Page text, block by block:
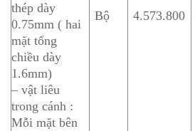
thép dày
0.75mm ( hai
mặt tổng
chiều dày
1.6mm)
– vật liêu
trong cánh :
Mỗi mặt bên
Bộ 4.573.800